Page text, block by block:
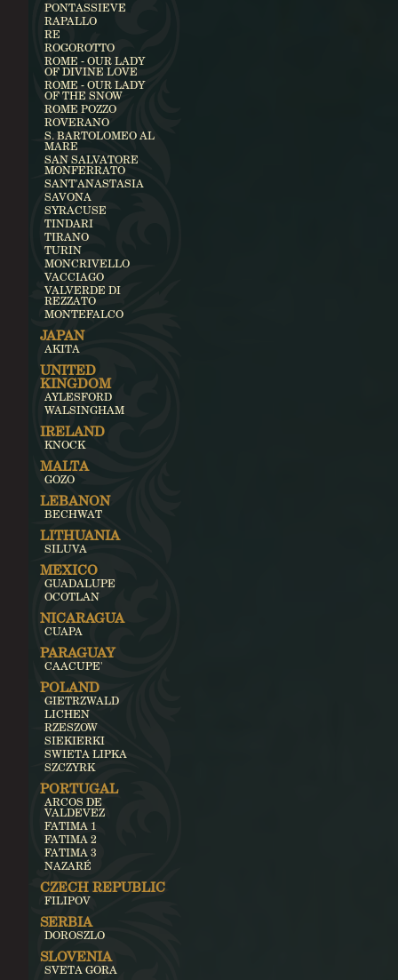
PONTASSIEVE
RAPALLO
RE
ROGOROTTO
ROME - OUR LADY
OF DIVINE LOVE
ROME - OUR LADY
OF THE SNOW
ROME POZZO
ROVERANO
S. BARTOLOMEO AL
MARE
SAN SALVATORE
MONFERRATO
SANT'ANASTASIA
SAVONA
SYRACUSE
TINDARI
TIRANO
TURIN
MONCRIVELLO
VACCIAGO
VALVERDE DI
REZZATO
MONTEFALCO
JAPAN
AKITA
UNITED
KINGDOM
AYLESFORD
WALSINGHAM
IRELAND
KNOCK
MALTA
GOZO
LEBANON
BECHWAT
LITHUANIA
SILUVA
MEXICO
GUADALUPE
OCOTLAN
NICARAGUA
CUAPA
PARAGUAY
CAACUPE'
POLAND
GIETRZWALD
LICHEN
RZESZOW
SIEKIERKI
SWIETA LIPKA
SZCZYRK
PORTUGAL
ARCOS DE
VALDEVEZ
FATIMA 1
FATIMA 2
FATIMA 3
NAZARÉ
CZECH REPUBLIC
FILIPOV
SERBIA
DOROSZLO
SLOVENIA
SVETA GORA